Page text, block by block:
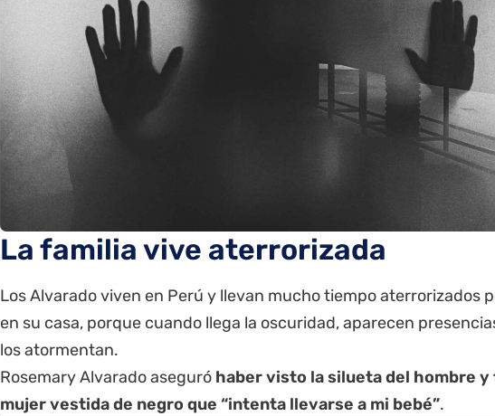
La familia vive aterrorizada
Los Alvarado viven en Perú y llevan mucho tiempo aterrorizados
en su casa, porque cuando llega la oscuridad, aparecen
los atormentan.
Rosemary Alvarado aseguró haber visto la silueta del hombre y
mujer vestida de negro que “intenta llevarse a mi bebé”.